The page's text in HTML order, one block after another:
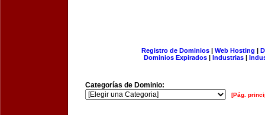
Registro de Dominios| Web Hosting |
Dominios Expirados | Industrias |
Categorías de Dominio:
[Pág.